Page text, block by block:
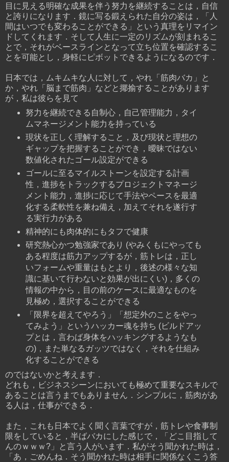
目に見える明確な成果を伴う努力を継続することは，自信
と誇りになります．鏡に写る鍛えられた自分の姿は，「人
間はいつでも変わることができる」という真理をリマイン
ドしてくれます．そして人生に一定のリズムが刻まれるこ
とで，それがベースラインとなって立ち位置を確認するこ
とを可能とし，身軽にピボットできるようになるのです．
日本では，ムキムキな人に対して，やれ「筋肉バカ」と
か，やれ「脳まで筋肉」などと揶揄することがあります
が，私は彼らを見て
努力を継続できる自制心，自己管理能力，タイ
ムマネージメント能力を持っている
現状を正しく理解すること，及び現状と理想の
ギャップを把握することができ，曖昧ではない
数値化されたゴール設定ができる
ゴールに至るマイルストーンを設定する計画
性，進捗をトラックするプロジェクトマネージ
メント能力，進捗に応じて手法やペースを最適
化する柔軟性を兼ね備え，加えてそれを遂行す
る実行力がある
精神的にも肉体的にもタフで健康
研究熱心かつ勉強家であり (やみくもにやっても
ある程度は筋力アップするが，筋トレは，正し
いフォームや重量はもとより，後述の様々な知
識に基いて行わないと効果が出にくい)，多くの
情報の中から，目の前のケースに最適なものを
見極め，選択することができる
「限界を超えてやろう」「想定外のことをやっ
てみよう」というハッカー魂を持ち (ビルドアッ
プとは，言わば身体をハッキングするようなも
の)，また単なるガッツではなく，それを仕組み
化することができる
のではないかと考えます．
どれも，ビジネスシーンにおいても極めて重要なスキルで
あることは言うまでもありません．シンプルに，筋肉があ
る人は，仕事ができる．
また，これも日本でよく聞く言葉ですが，筋トレや食事制
限をしていると，半ばバカにした感じで，「どこ目指して
んのｗｗｗ?」と言う人がいます．私がそう聞かれた時は，
「あ，ごめんね．そう聞かれた時は相手に関係なくこう答